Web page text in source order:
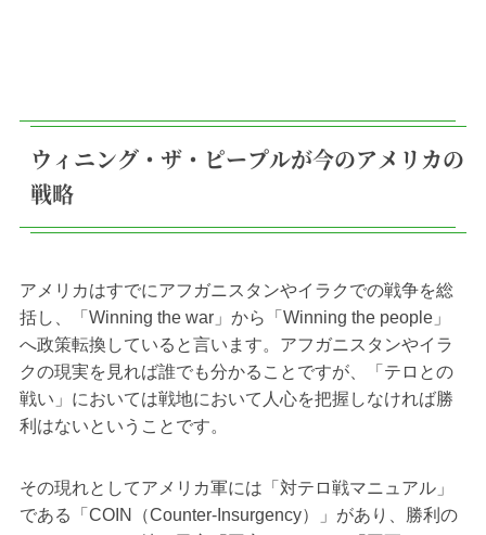
ウィニング・ザ・ピープルが今のアメリカの
戦略
アメリカはすでにアフガニスタンやイラクでの戦争を総
括し、「Winning the war」から「Winning the people」
へ政策転換していると言います。アフガニスタンやイラ
クの現実を見れば誰でも分かることですが、「テロとの
戦い」においては戦地において人心を把握しなければ勝
利はないということです。
その現れとしてアメリカ軍には「対テロ戦マニュアル」
である「COIN（Counter-Insurgency）」があり、勝利の